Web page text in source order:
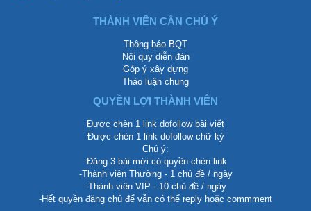
THÀNH VIÊN CẦN CHÚ Ý
Thông báo BQT
Nội quy diễn đàn
Góp ý xây dựng
Thảo luận chung
QUYỀN LỢI THÀNH VIÊN
Được chèn 1 link dofollow bài viết
Được chèn 1 link dofollow chữ ký
Chú ý:
-Đăng 3 bài mới có quyền chèn link
-Thành viên Thường - 1 chủ đề / ngày
-Thành viên VIP - 10 chủ đề / ngày
-Hết quyền đăng chủ để vẫn có thể reply hoặc commment